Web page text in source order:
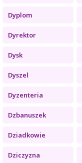
Dyplom
Dyrektor
Dysk
Dyszel
Dyzenteria
Dzbanuszek
Dziadkowie
Dziczyzna